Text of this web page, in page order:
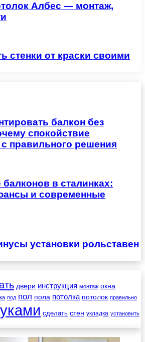
Албес — монтаж,
стенки от краски своими
балкон без
спокойствие
с правильного решения
балконов в сталинках:
и современные
установки рольставен
двери инструкция монтаж окна
под пол пола потолка потолок правильно
сделать стен укладка установить